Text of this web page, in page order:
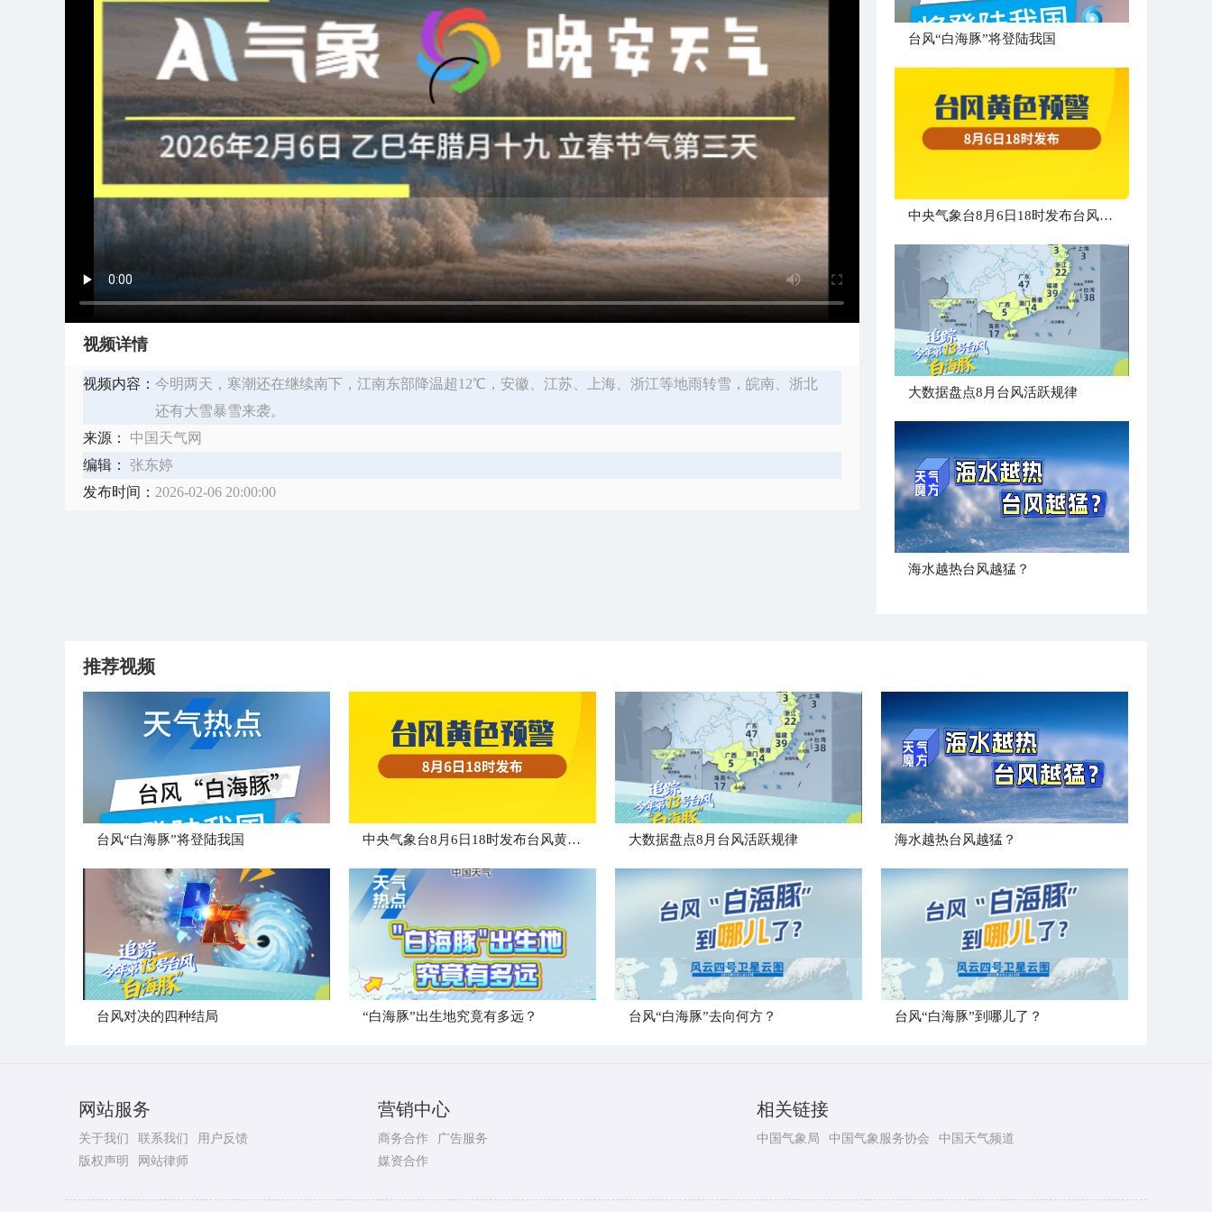
视频详情
视频内容： 今明两天，寒潮还在继续南下，江南东部降温超12℃，安徽、江苏、上海、浙江等地雨转雪，皖南、浙北
还有大雪暴雪来袭。​
来源：
中国天气网
编辑：
张东婷
发布时间： 2026-02-06 20:00:00
台风“白海豚”将登陆我国
中央气象台8月6日18时发布台风黄色预警
大数据盘点8月台风活跃规律
海水越热台风越猛？
推荐视频
台风“白海豚”将登陆我国 中央气象台8月6日18时发布台风黄色预警 大数据盘点8月台风活跃规律 海水越热台风越猛？
台风对决的四种结局 “白海豚”出生地究竟有多远？ 台风“白海豚”去向何方？ 台风“白海豚”到哪儿了？
网站服务
关于我们 联系我们
用户反馈
版权声明
网站律师
营销中心
商务合作
广告服务
媒资合作
相关链接
中国气象局 中国气象服务协会 中国天气频道